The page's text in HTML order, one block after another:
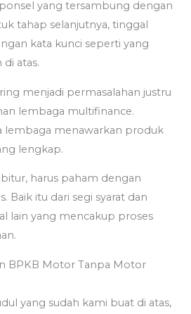
yang tersambung dengan
tahap selanjutnya, tinggal
kata kunci seperti yang
atas.
menjadi permasalahan justru
lembaga multifinance.
lembaga menawarkan produk
lengkap.
harus paham dengan
Baik itu dari segi syarat dan
lain yang mencakup proses
BPKB Motor Tanpa Motor
yang sudah kami buat di atas,